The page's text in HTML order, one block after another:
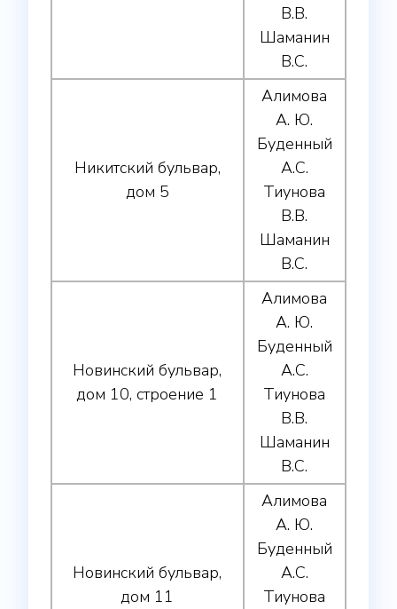
В.В.
Шаманин
В.С.
Никитский бульвар,
дом 5
Алимова
А. Ю.
Буденный
А.С.
Тиунова
В.В.
Шаманин
В.С.
Новинский бульвар,
дом 10, строение 1
Алимова
А. Ю.
Буденный
А.С.
Тиунова
В.В.
Шаманин
В.С.
Новинский бульвар,
дом 11
Алимова
А. Ю.
Буденный
А.С.
Тиунова